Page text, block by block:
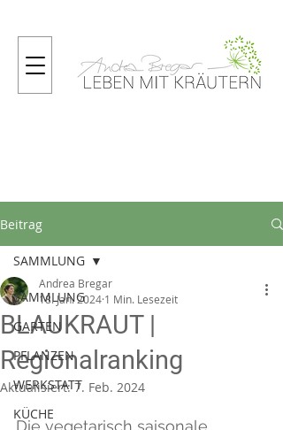
Beitrag
SAMMLUNG
GARTEN
PFLANZEN
WERKSTATT
KÜCHE
SAMMLUNG
BLAUKRAUT |
Regionalranking
Andrea Bregar
18. Jan. 2024 1 Min. Lesezeit
Aktualisiert:7. Feb. 2024
Die vegetarisch saisonale